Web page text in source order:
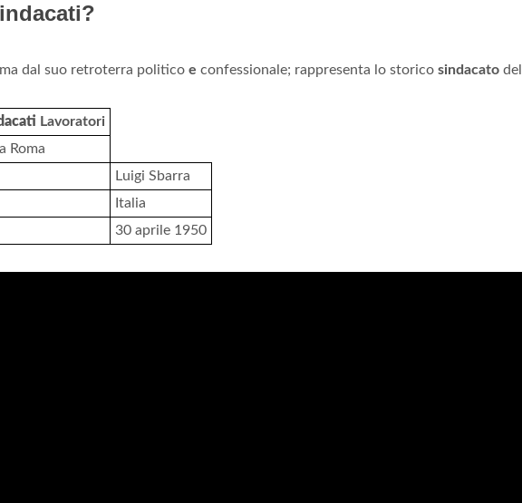
dal suo retroterra politico e confessionale; rappresenta lo storico sindacato
Lavoratori
Roma
Luigi Sbarra
Italia
30 aprile 1950